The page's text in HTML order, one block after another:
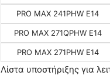
PRO MAX 241PHW E14
PRO MAX 271QPHW E14
PRO MAX 271PHW E14
Λίστα υποστήριξης για